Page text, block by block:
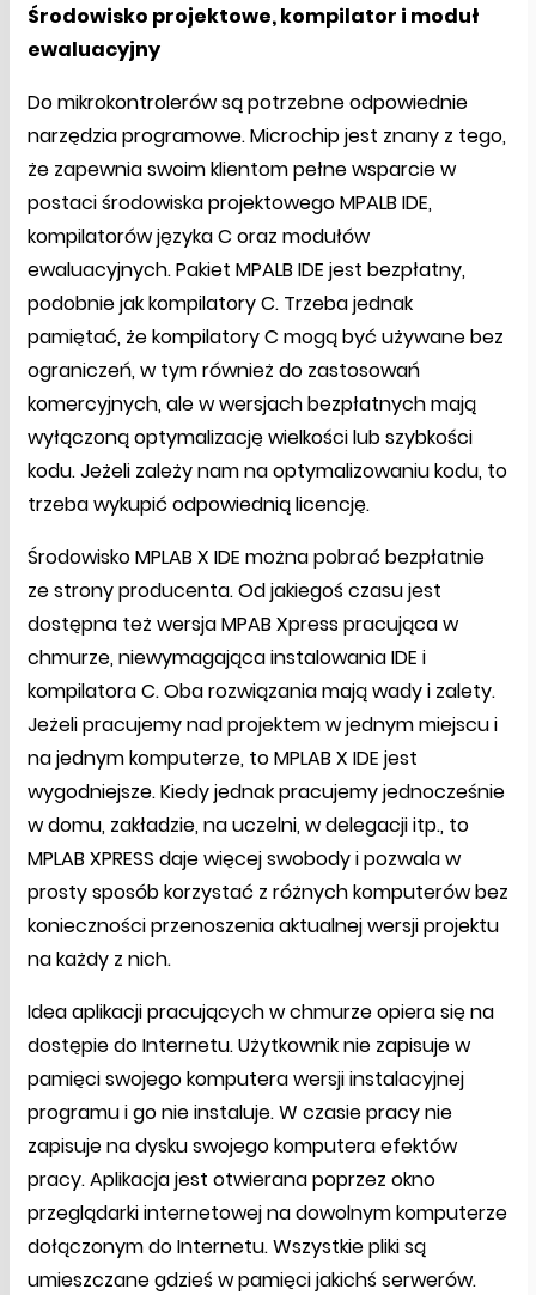
Środowisko projektowe, kompilator i moduł
ewaluacyjny
Do mikrokontrolerów są potrzebne odpowiednie
narzędzia programowe. Microchip jest znany z tego,
że zapewnia swoim klientom pełne wsparcie w
postaci środowiska projektowego MPALB IDE,
kompilatorów języka C oraz modułów
ewaluacyjnych. Pakiet MPALB IDE jest bezpłatny,
podobnie jak kompilatory C. Trzeba jednak
pamiętać, że kompilatory C mogą być używane bez
ograniczeń, w tym również do zastosowań
komercyjnych, ale w wersjach bezpłatnych mają
wyłączoną optymalizację wielkości lub szybkości
kodu. Jeżeli zależy nam na optymalizowaniu kodu, to
trzeba wykupić odpowiednią licencję.
Środowisko MPLAB X IDE można pobrać bezpłatnie
ze strony producenta. Od jakiegoś czasu jest
dostępna też wersja MPAB Xpress pracująca w
chmurze, niewymagająca instalowania IDE i
kompilatora C. Oba rozwiązania mają wady i zalety.
Jeżeli pracujemy nad projektem w jednym miejscu i
na jednym komputerze, to MPLAB X IDE jest
wygodniejsze. Kiedy jednak pracujemy jednocześnie
w domu, zakładzie, na uczelni, w delegacji itp., to
MPLAB XPRESS daje więcej swobody i pozwala w
prosty sposób korzystać z różnych komputerów bez
konieczności przenoszenia aktualnej wersji projektu
na każdy z nich.
Idea aplikacji pracujących w chmurze opiera się na
dostępie do Internetu. Użytkownik nie zapisuje w
pamięci swojego komputera wersji instalacyjnej
programu i go nie instaluje. W czasie pracy nie
zapisuje na dysku swojego komputera efektów
pracy. Aplikacja jest otwierana poprzez okno
przeglądarki internetowej na dowolnym komputerze
dołączonym do Internetu. Wszystkie pliki są
umieszczane gdzieś w pamięci jakichś serwerów.